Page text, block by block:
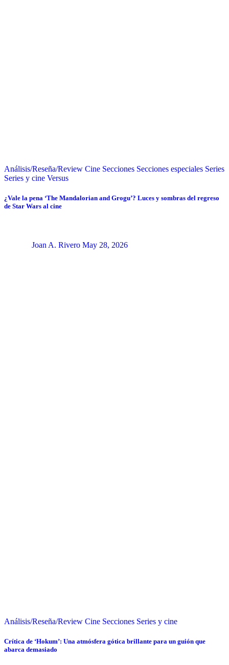
Análisis/Reseña/Review Cine Secciones Secciones especiales Series
Series y cine Versus
¿Vale la pena ‘The Mandalorian and Grogu’? Luces y sombras del regreso
de Star Wars al cine
Joan A. Rivero May 28, 2026
Análisis/Reseña/Review Cine Secciones Series y cine
Crítica de ‘Hokum’: Una atmósfera gótica brillante para un guión que
abarca demasiado